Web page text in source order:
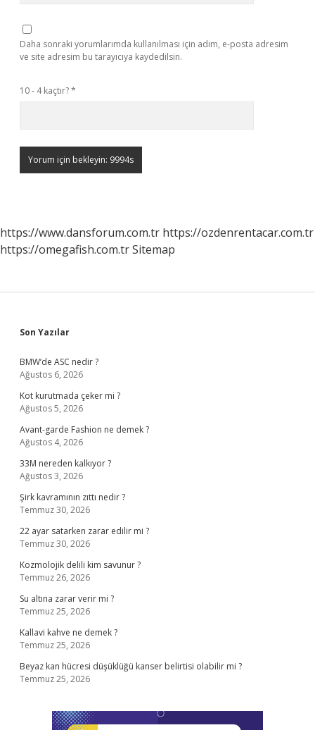
Daha sonraki yorumlarımda kullanılması için adım, e-posta adresim
ve site adresim bu tarayıcıya kaydedilsin.
10 - 4 kaçtır?*
https://www.dansforum.com.tr https://ozdenrentacar.com.tr
https://omegafish.com.trSitemap
Sidebar
Son Yazılar
BMW’de ASC nedir ?
Ağustos 6, 2026
Kot kurutmada çeker mi ?
Ağustos 5, 2026
Avant-garde Fashion ne demek ?
Ağustos 4, 2026
33M nereden kalkıyor ?
Ağustos 3, 2026
Şirk kavramının zıttı nedir ?
Temmuz 30, 2026
22 ayar satarken zarar edilir mi ?
Temmuz 30, 2026
Kozmolojik delili kim savunur ?
Temmuz 26, 2026
Su altına zarar verir mi ?
Temmuz 25, 2026
Kallavi kahve ne demek ?
Temmuz 25, 2026
Beyaz kan hücresi düşüklüğü kanser belirtisi olabilir mi ?
Temmuz 25, 2026